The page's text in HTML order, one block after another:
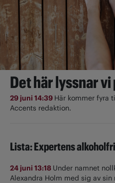
Det här lyssnar vi
29 juni 14:39 Här kommer fyra
Accents redaktion.
Lista: Expertens
24 juni 13:18 Under namnet
Alexandra Holm med sig av sin